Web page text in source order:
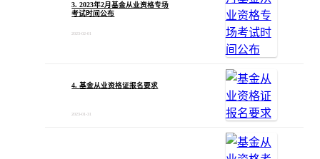
3. 2023年2月基金从业资格专场
考试时间公布
2023-02-01
4. 基金从业资格证报名要求
2023-01-31